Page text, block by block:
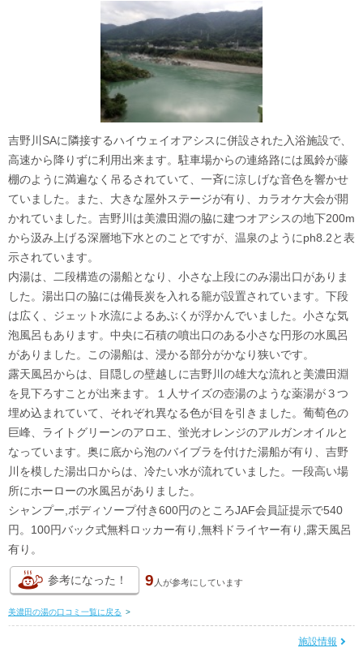
吉野川SAに隣接するハイウェイオアシスに併設された入浴施設で、
高速から降りずに利用出来ます。駐車場からの連絡路には風鈴が藤
棚のように満遍なく吊るされていて、一斉に涼しげな音色を響かせ
ていました。また、大きな屋外ステージが有り、カラオケ大会が開
かれていました。吉野川は美濃田淵の脇に建つオアシスの地下200m
から汲み上げる深層地下水とのことですが、温泉のようにph8.2と表
示されています。
内湯は、二段構造の湯船となり、小さな上段にのみ湯出口がありま
した。湯出口の脇には備長炭を入れる籠が設置されています。下段
は広く、ジェット水流によるあぶくが浮かんでいました。小さな気
泡風呂もあります。中央に石積の噴出口のある小さな円形の水風呂
がありました。この湯船は、浸かる部分がかなり狭いです。
露天風呂からは、目隠しの壁越しに吉野川の雄大な流れと美濃田淵
を見下ろすことが出来ます。１人サイズの壺湯のような薬湯が３つ
埋め込まれていて、それぞれ異なる色が目を引きました。葡萄色の
巨峰、ライトグリーンのアロエ、蛍光オレンジのアルガンオイルと
なっています。奥に底から泡のバイブラを付けた湯船が有り、吉野
川を模した湯出口からは、冷たい水が流れていました。一段高い場
所にホーローの水風呂がありました。
シャンプー,ボディソープ付き600円のところJAF会員証提示で540
円。100円バック式無料ロッカー有り,無料ドライヤー有り,露天風呂
有り。
参考になった！ 9 人が参考にしています
美濃田の湯の口コミ一覧に戻る >
施設情報